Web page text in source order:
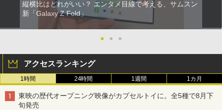
縦横比はどれがいい？ エンタメ目線で考える、サムスン
新「Galaxy Z Fold」
● ● ●
アクセスランキング
1時間 24時間 1週間 1カ月
東映の歴代オープニング映像がカプセルトイに。全5種で8月下
旬発売